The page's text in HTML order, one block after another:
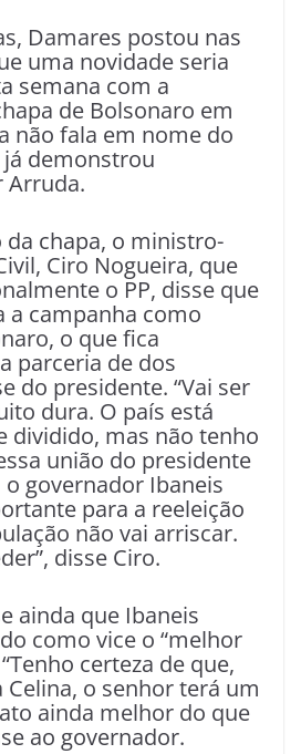
Damares postou nas
uma novidade seria
semana com a
de Bolsonaro em
não fala em nome do
demonstrou
Arruda.
chapa, o ministro-
Ciro Nogueira, que
o PP, disse que
a campanha como
o que fica
parceria de dos
do presidente. “Vai ser
dura. O país está
dividido, mas não tenho
união do presidente
governador Ibaneis
para a reeleição
não vai arriscar.
disse Ciro.
ainda que Ibaneis
como vice o “melhor
certeza de que,
o senhor terá um
ainda melhor do que
ao governador.